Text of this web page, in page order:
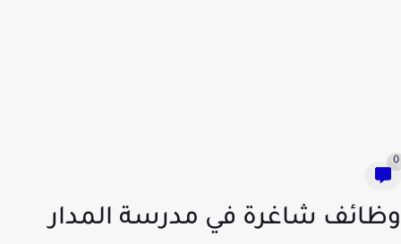
0
وظائف شاغرة في مدرسة المدار